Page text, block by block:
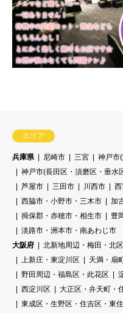
エリア
兵庫県 尼崎市 三宮
神戸市
神戸市(長田区・須磨区・垂水
芦屋市
三田市 川西市
西脇市・小野市・三木市
加
揖保郡・赤穂市・相生市
豊
淡路市・洲本市・南あわじ市
大阪府
北新地周辺・梅田・北区
上新庄・東淀川区
天満・扇
野田周辺・福島区・此花区
西淀川区
大正区・弁天町・
東成区・生野区・住吉区・東